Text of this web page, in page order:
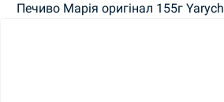
Печиво Марія оригінал 155г Yarych